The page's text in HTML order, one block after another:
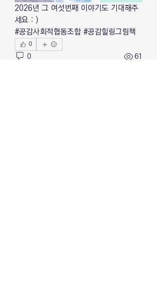
2026년 그 여섯번째 이야기도 기대해주
세요 : )
#공감사회적협동조합 #공감힐링그림책
0
0 61